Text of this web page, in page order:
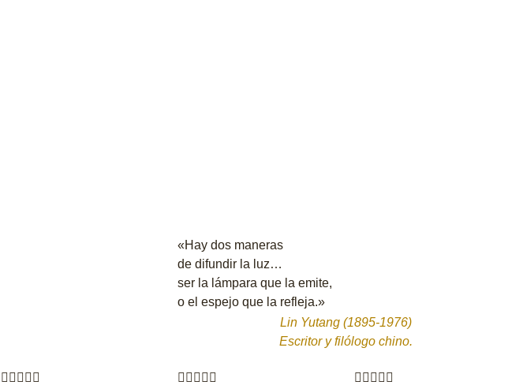
«Hay dos maneras
de difundir la luz…
ser la lámpara que la emite,
o el espejo que la refleja.»
Lin Yutang(1895-1976)
Escritor y filólogo chino.
              